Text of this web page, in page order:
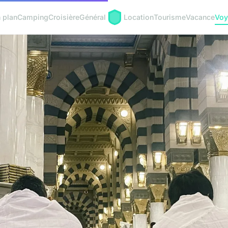
planCampingCroisièreGénéral LocationTourismeVacance